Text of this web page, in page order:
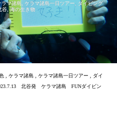
ラマ諸島 ケラマ諸島一日ツアー, ダイビング
谷 ,海の生き物
ケラマ諸島 ケラマ諸島一日ツアー
ダイ
北谷発 ケラマ諸島 FUNダイビン